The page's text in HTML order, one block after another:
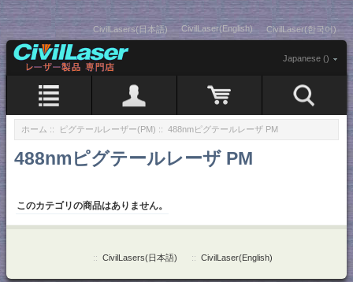
CivilLasers(日本語) CivilLaser(English) CivilLaser(한국어)
Japanese ()
ホーム :: ピグテールレーザー(PM) :: 488nmピグテールレーザ PM
488nmピグテールレーザ PM
このカテゴリの商品はありません。
:: CivilLasers(日本語) :: CivilLaser(English)